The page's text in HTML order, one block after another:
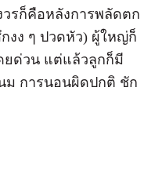
วรก็คือหลังการพลัดตก
งง ๆ ปวดหัว) ผู้ใหญ่ก็
ยด่วน แต่แล้วลูกก็มี
ม การนอนผิดปกติ ชัก